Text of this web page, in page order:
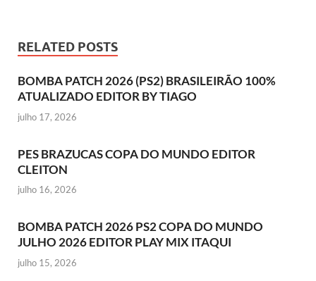
RELATED POSTS
BOMBA PATCH 2026 (PS2) BRASILEIRÃO 100%
ATUALIZADO EDITOR BY TIAGO
julho 17, 2026
PES BRAZUCAS COPA DO MUNDO EDITOR
CLEITON
julho 16, 2026
BOMBA PATCH 2026 PS2 COPA DO MUNDO
JULHO 2026 EDITOR PLAY MIX ITAQUI
julho 15, 2026